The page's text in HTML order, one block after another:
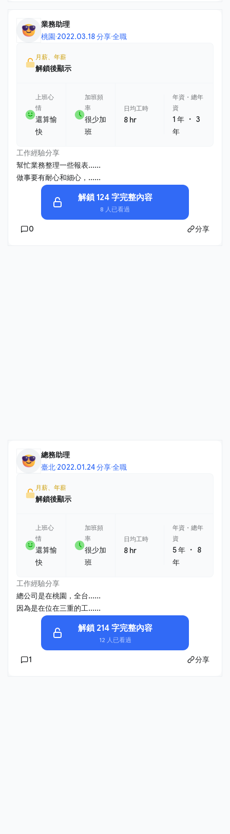
業務助理
桃園·2022.03.18 分享·全職
月薪、年薪
解鎖後顯示
上班心
情
還算愉
快
加班頻
率
很少加
班
日均工時
8 hr
年資・總年
資
1 年 ・3
年
工作經驗分享
幫忙業務整理一些報表......
做事要有耐心和細心，......
解鎖 124 字完整內容
8 人已看過
0 分享
總務助理
臺北·2022.01.24 分享·全職
月薪、年薪
解鎖後顯示
上班心
情
還算愉
快
加班頻
率
很少加
班
日均工時
8 hr
年資・總年
資
5 年 ・
8
年
工作經驗分享
總公司是在桃園，全台......
因為是在位在三重的工......
解鎖 214 字完整內容
12 人已看過
1 分享